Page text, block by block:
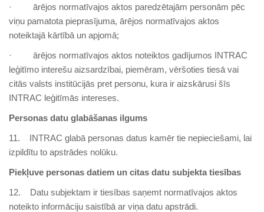
· ārējos normatīvajos aktos paredzētajām personām pēc
viņu pamatota pieprasījuma, ārējos normatīvajos aktos
noteiktajā kārtībā un apjomā;
· ārējos normatīvajos aktos noteiktos gadījumos INTRAC
leģitīmo interešu aizsardzībai, piemēram, vēršoties tiesā vai
citās valsts institūcijās pret personu, kura ir aizskārusi šīs
INTRAC leģitīmās intereses.
Personas datu glabāšanas ilgums
11. INTRAC glabā personas datus kamēr tie nepieciešami, lai
izpildītu to apstrādes nolūku.
Piekļuve personas datiem un citas datu subjekta tiesības
12. Datu subjektam ir tiesības saņemt normatīvajos aktos
noteikto informāciju saistībā ar viņa datu apstrādi.